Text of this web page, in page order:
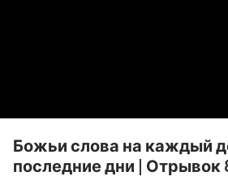
Божьи слова на каждый
последние дни | Отрывок